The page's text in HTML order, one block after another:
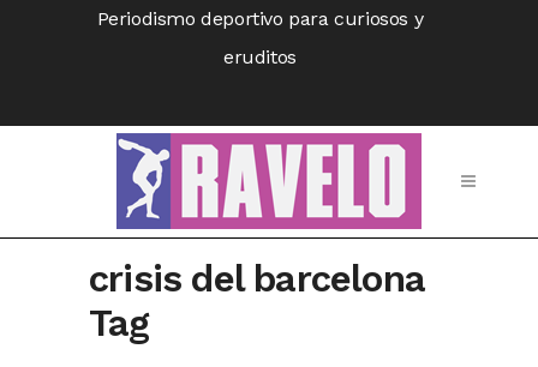
Periodismo deportivo para curiosos y
eruditos
crisis del barcelona
Tag